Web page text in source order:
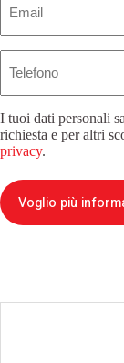
I tuoi dati personali
richiesta e per altri
privacy.
Voglio più